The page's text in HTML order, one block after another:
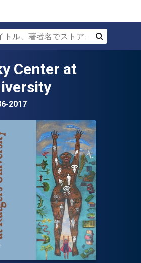
キップ
ル、著者名でストアを検索
検索
Center at
2017